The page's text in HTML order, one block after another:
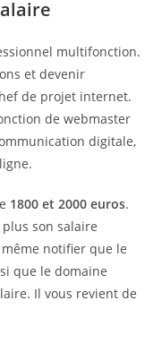
multifonction.
et devenir
de projet internet.
de webmaster
digitale,
1800 et 2000 euros.
son salaire
notifier que le
que le domaine
Il vous revient de